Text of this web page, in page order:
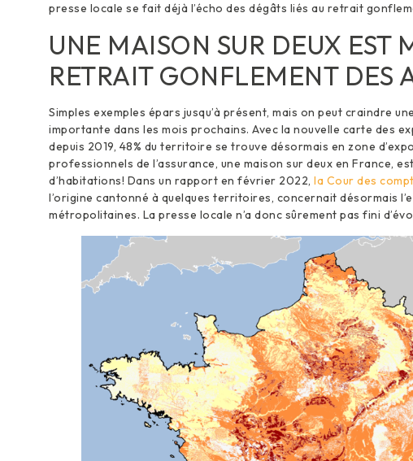
presse locale se fait déjà l’écho des dégâts liés au retrait
UNE MAISON SUR DEUX EST
RETRAIT GONFLEMENT DES
Simples exemples épars jusqu’à présent, mais on peut craindre
importante dans les mois prochains. Avec la nouvelle carte des
depuis 2019, 48% du territoire se trouve désormais en zone
professionnels de l’assurance, une maison sur deux en France,
d’habitations! Dans un rapport en février 2022, la Cour des
l’origine cantonné à quelques territoires, concernait désormais
métropolitaines. La presse locale n’a donc sûrement pas fini